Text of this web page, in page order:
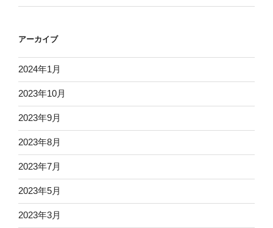
アーカイブ
2024年1月
2023年10月
2023年9月
2023年8月
2023年7月
2023年5月
2023年3月